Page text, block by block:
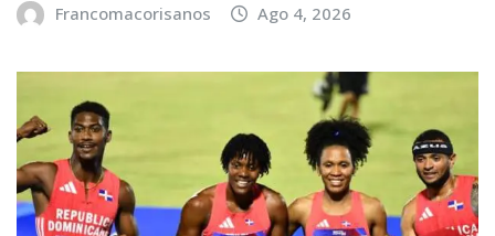
Francomacorisanos Ago 4, 2026